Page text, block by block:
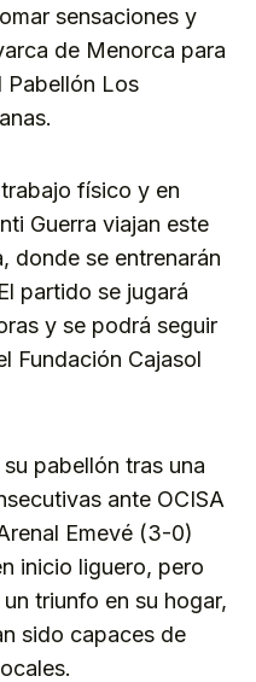
sensaciones y
de Menorca para
Pabellón Los
físico y en
Guerra viajan este
donde se entrenarán
partido se jugará
y se podrá seguir
Fundación Cajasol
pabellón tras una
ante OCISA
Emevé (3-0)
inicio liguero, pero
triunfo en su hogar,
sido capaces de